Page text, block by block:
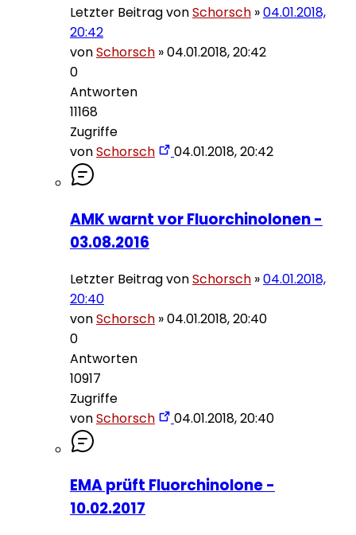
Letzter Beitrag vonSchorsch »04.01.2018,
20:42
vonSchorsch »04.01.2018, 20:42
0
Antworten
11168
Zugriffe
vonSchorsch 04.01.2018, 20:42
AMK warnt vor Fluorchinolonen -
03.08.2016
Letzter Beitrag vonSchorsch »04.01.2018,
20:40
vonSchorsch »04.01.2018, 20:40
0
Antworten
10917
Zugriffe
vonSchorsch 04.01.2018, 20:40
EMA prüft Fluorchinolone -
10.02.2017